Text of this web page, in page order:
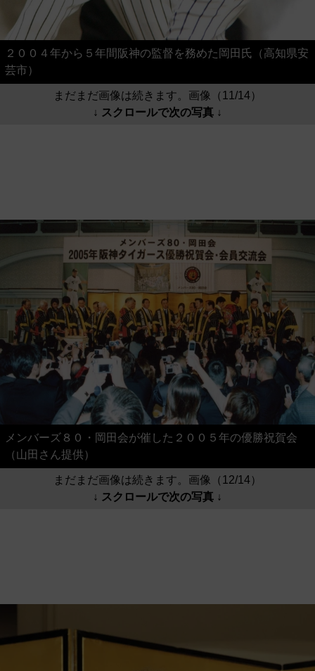
２００４年から５年間阪神の監督を務めた岡田氏（高知県安
芸市）
まだまだ画像は続きます。画像（11/14）
↓ スクロールで次の写真 ↓
メンバーズ８０・岡田会が催した２００５年の優勝祝賀会
（山田さん提供）
まだまだ画像は続きます。画像（12/14）
↓ スクロールで次の写真 ↓